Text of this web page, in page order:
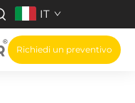
IT
Richiedi un preventivo